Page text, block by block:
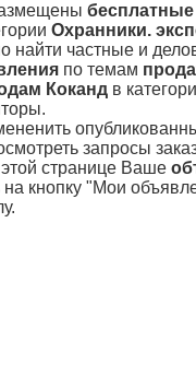
бесплатные
Охранники.
найти частные и
по темам
Коканд в
запросы
странице Ваше
кнопку "Мои